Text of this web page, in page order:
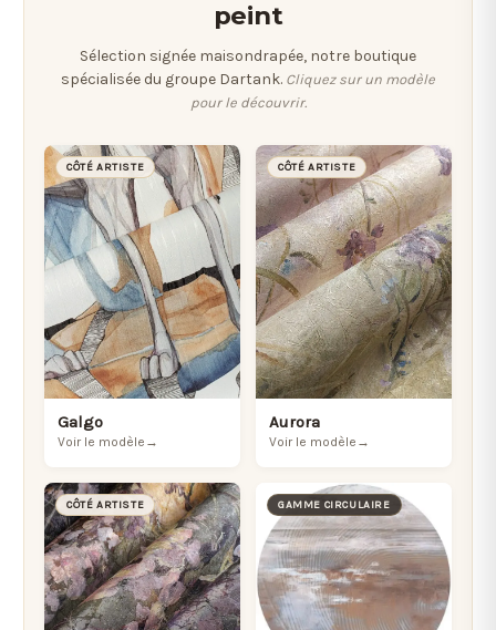
peint
Sélection signée maisondrapée, notre boutique
spécialisée du groupe Dartank. Cliquez sur un modèle
pour le découvrir.
CÔTÉ ARTISTE
Galgo
Voir le modèle →
CÔTÉ ARTISTE
Aurora
Voir le modèle →
CÔTÉ ARTISTE GAMME CIRCULAIRE